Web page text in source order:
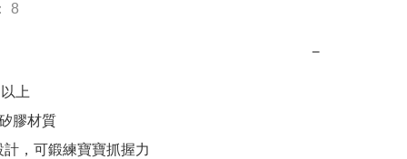
8
−
上
膠材質
計，可鍛練寶寶抓握力